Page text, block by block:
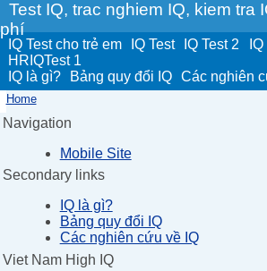
Test IQ, trac nghiem IQ, kiem tra
phí
IQ Test cho trẻ em IQ Test IQ Test 2
HRIQTest 1
IQ là gì?
Bảng quy đổi IQ Các nghiên
Home
Navigation
Mobile Site
Secondary links
IQ là gì?
Bảng quy đổi IQ
Các nghiên cứu về IQ
Viet Nam High IQ